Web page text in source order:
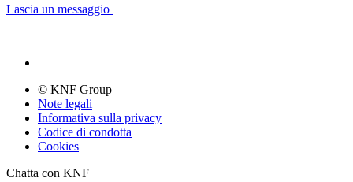
Lascia un messaggio
© KNF Group
Note legali
Informativa sulla privacy
Codice di condotta
Cookies
Chatta con KNF